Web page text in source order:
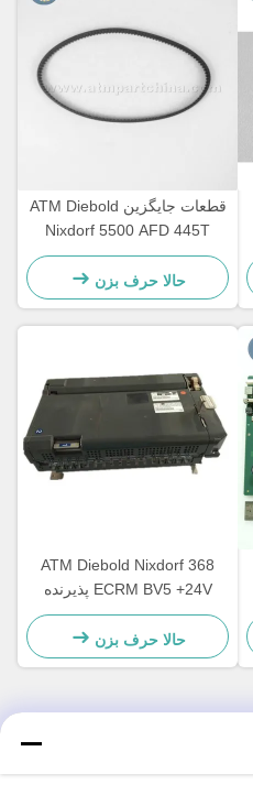
قطعات جایگزین ATM Diebold
Nixdorf 5500 AFD 445T
کمربند حمل و نقل
2900837500AH
حالا حرف بزن
ATM Diebold Nixdorf 368
ECRM BV5 +24V پذیرنده
صورتحساب قطعات تایید کننده
49238415000A
حالا حرف بزن